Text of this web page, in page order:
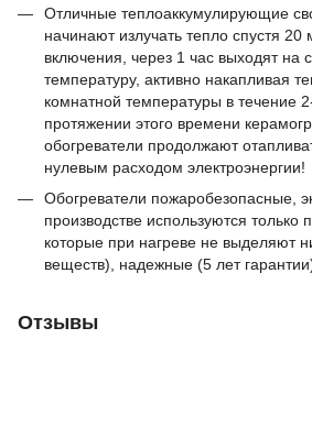
Отличные теплоаккумулирующие
начинают излучать тепло спустя 20
включения, через 1 час выходят на
температуру, активно накапливая
комнатной температуры в течение
протяжении этого времени
обогреватели продолжают
нулевым расходом электроэнергии!
Обогреватели пожаробезопасные,
производстве используются
которые при нагреве не выделяют
веществ), надежные (5 лет
Отзывы